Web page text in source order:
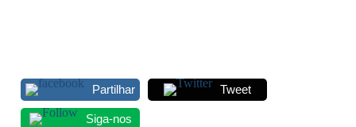
DOCENTES APOSENTADOS
Partilhar Tweet
Siga-nos